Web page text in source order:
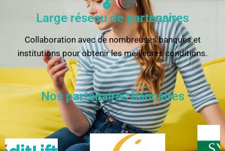
Large réseau de partenaires
Collaboration avec de nombreuses banques et
institutions pour obtenir les meilleures conditions.
Nos partenaires bancaires